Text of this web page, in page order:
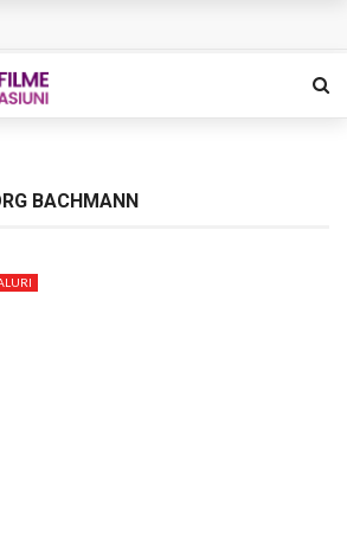
Air in the Holy Land – Generatia care
sentimental
vis. Povestiri in K. minor – Dor de Kafka
BACHMANN